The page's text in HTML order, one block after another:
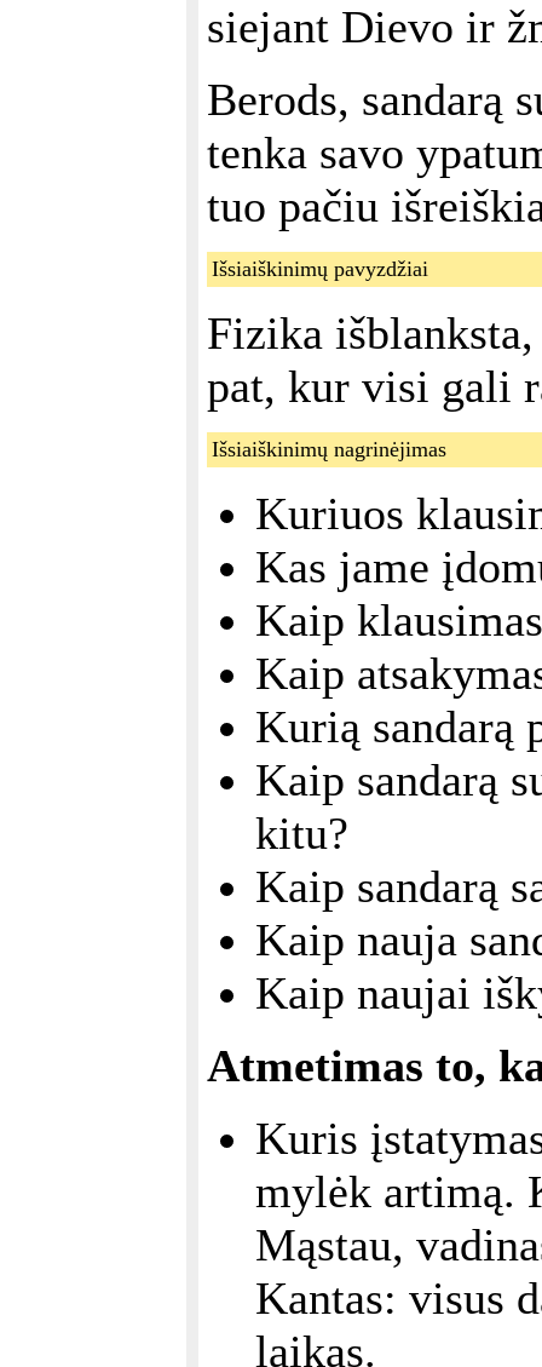
siejant Dievo ir
Berods, sandarą
tenka savo
tuo pačiu
Išsiaiškinimų pavyzdžiai
Fizika
pat, kur visi gali
Išsiaiškinimų nagrinėjimas
Kuriuos
Kas jame
Kaip
Kaip
Kurią sandarą
Kaip sandarą
kitu?
Kaip sandarą
Kaip nauja
Kaip naujai
Atmetimas to,
Kuris
mylėk artimą.
Mąstau,
Kantas: visus
laikas.